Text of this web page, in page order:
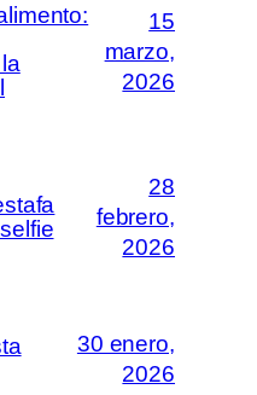
15
marzo,
2026
28
febrero,
2026
30 enero,
2026